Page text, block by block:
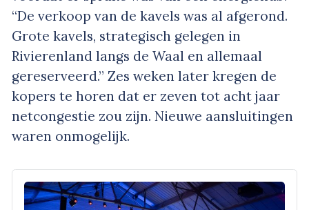
“De verkoop van de kavels was al afgerond.
Grote kavels, strategisch gelegen in
Rivierenland langs de Waal en allemaal
gereserveerd.” Zes weken later kregen de
kopers te horen dat er zeven tot acht jaar
netcongestie zou zijn. Nieuwe aansluitingen
waren onmogelijk.